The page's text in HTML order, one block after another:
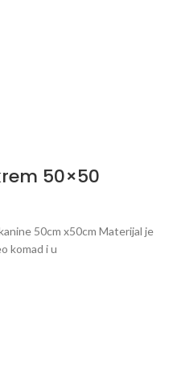
50×50
50cm x50cm Materijal je
komad i u